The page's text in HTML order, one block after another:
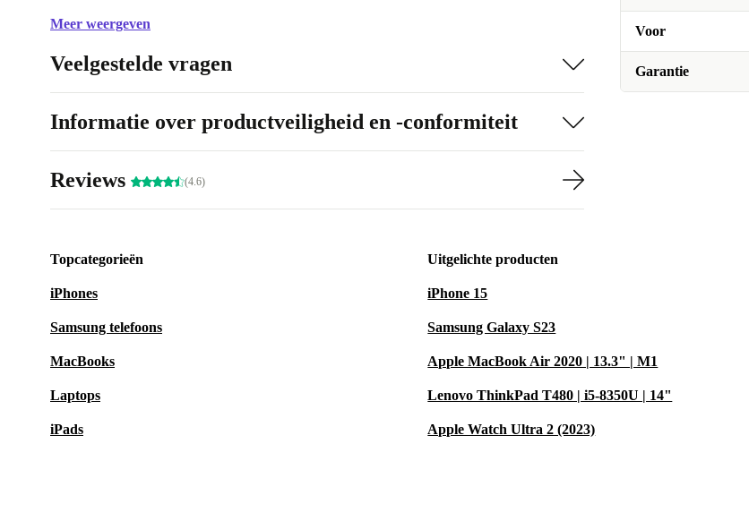
Voor
Garantie
Meer weergeven
Veelgestelde vragen
Informatie over productveiligheid en -conformiteit
Reviews (4.6)
Topcategorieën
iPhones
Samsung telefoons
MacBooks
Laptops
iPads
Uitgelichte producten
iPhone 15
Samsung Galaxy S23
Apple MacBook Air 2020 | 13.3" | M1
Lenovo ThinkPad T480 | i5-8350U | 14"
Apple Watch Ultra 2 (2023)